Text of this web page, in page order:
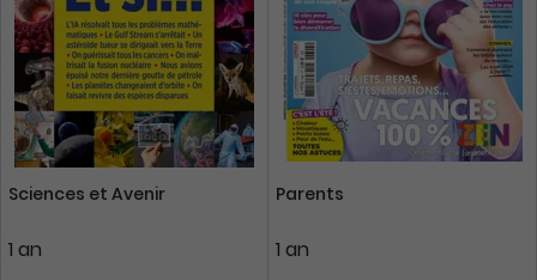
Sciences et Avenir
1 an
Parents
1 an